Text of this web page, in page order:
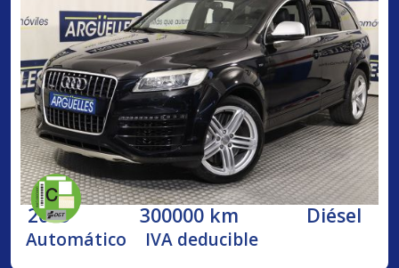
2009 300000 km Diésel
Automático IVA deducible